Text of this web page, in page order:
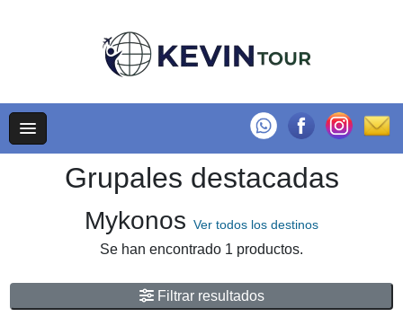
Grupales destacadas
Mykonos Ver todos los destinos
Se han encontrado 1 productos.
Filtrar resultados